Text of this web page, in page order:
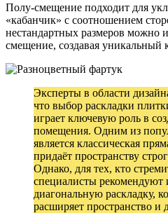
Полу-смещение подходит для
«кабанчик» с соотношением
нестандартных размеров можно
смещение, создавая уникальный
Эксперты в области
что выбор раскладки
играет ключевую роль в
помещения. Одним из
является классическая
придаёт пространству
Однако, для тех, кто
специалисты рекомендуют
диагональную раскладку,
расширяет пространство и